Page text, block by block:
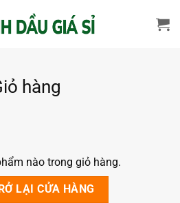
hàng
nào trong giỏ hàng.
LẠI CỬA HÀNG